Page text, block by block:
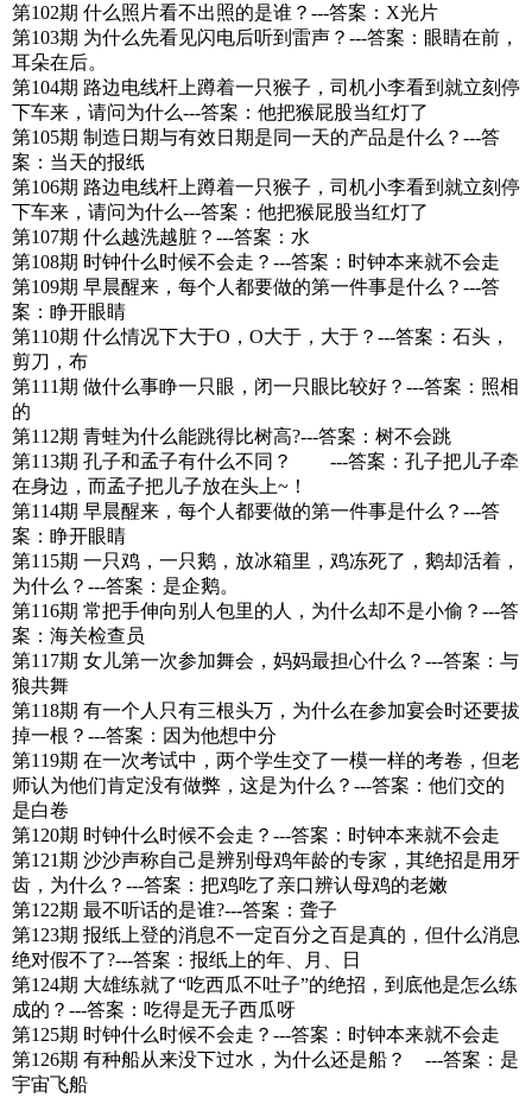
第102期 什么照片看不出照的是谁？---答案：X光片
第103期 为什么先看见闪电后听到雷声？---答案：眼睛在前，
耳朵在后。
第104期 路边电线杆上蹲着一只猴子，司机小李看到就立刻停
下车来，请问为什么---答案：他把猴屁股当红灯了
第105期 制造日期与有效日期是同一天的产品是什么？---答
案：当天的报纸
第106期 路边电线杆上蹲着一只猴子，司机小李看到就立刻停
下车来，请问为什么---答案：他把猴屁股当红灯了
第107期 什么越洗越脏？---答案：水
第108期 时钟什么时候不会走？---答案：时钟本来就不会走
第109期 早晨醒来，每个人都要做的第一件事是什么？---答
案：睁开眼睛
第110期 什么情况下大于O，O大于，大于？---答案：石头，
剪刀，布
第111期 做什么事睁一只眼，闭一只眼比较好？---答案：照相
的
第112期 青蛙为什么能跳得比树高?---答案：树不会跳
第113期 孔子和孟子有什么不同？ ---答案：孔子把儿子牵
在身边，而孟子把儿子放在头上~！
第114期 早晨醒来，每个人都要做的第一件事是什么？---答
案：睁开眼睛
第115期 一只鸡，一只鹅，放冰箱里，鸡冻死了，鹅却活着，
为什么？---答案：是企鹅。
第116期 常把手伸向别人包里的人，为什么却不是小偷？---答
案：海关检查员
第117期 女儿第一次参加舞会，妈妈最担心什么？---答案：与
狼共舞
第118期 有一个人只有三根头万，为什么在参加宴会时还要拔
掉一根？---答案：因为他想中分
第119期 在一次考试中，两个学生交了一模一样的考卷，但老
师认为他们肯定没有做弊，这是为什么？---答案：他们交的
是白卷
第120期 时钟什么时候不会走？---答案：时钟本来就不会走
第121期 沙沙声称自己是辨别母鸡年龄的专家，其绝招是用牙
齿，为什么？---答案：把鸡吃了亲口辨认母鸡的老嫩
第122期 最不听话的是谁?---答案：聋子
第123期 报纸上登的消息不一定百分之百是真的，但什么消息
绝对假不了?---答案：报纸上的年、月、日
第124期 大雄练就了“吃西瓜不吐子”的绝招，到底他是怎么练
成的？---答案：吃得是无子西瓜呀
第125期 时钟什么时候不会走？---答案：时钟本来就不会走
第126期 有种船从来没下过水，为什么还是船？ ---答案：是
宇宙飞船